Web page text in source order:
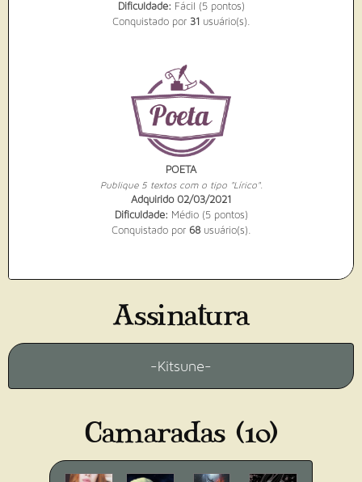
Dificuldade: Fácil (5 pontos)
Conquistado por 31 usuário(s).
POETA
Publique 5 textos com o tipo "Lírico".
Adquirido 02/03/2021
Dificuldade: Médio (5 pontos)
Conquistado por 68usuário(s).
diferentes na Academia.
Adquirido 21/05/2023
Assinatura
-Kitsune-
Camaradas (10)